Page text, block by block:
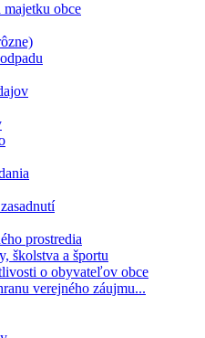
majetku obce
prostredia
školstva a športu
o obyvateľov obce
verejného záujmu...